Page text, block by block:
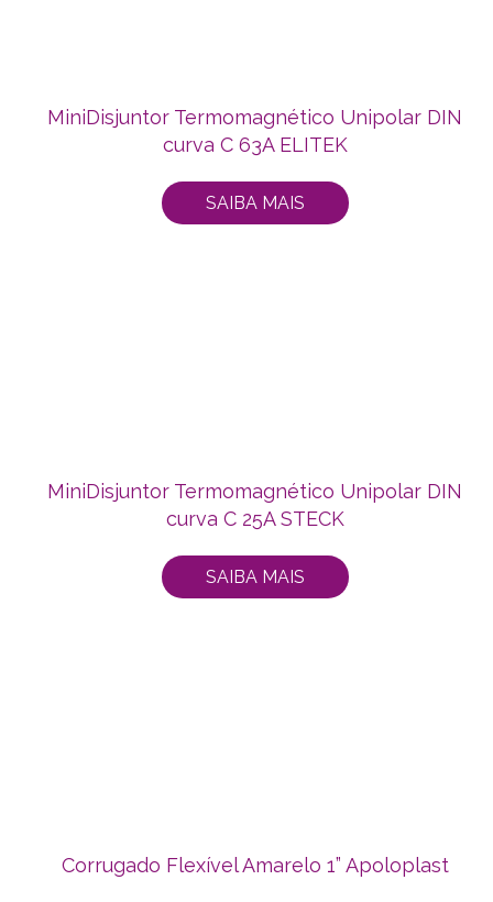
MiniDisjuntor Termomagnético Unipolar DIN
curva C 63A ELITEK
SAIBA MAIS
MiniDisjuntor Termomagnético Unipolar DIN
curva C 25A STECK
SAIBA MAIS
Corrugado Flexível Amarelo 1” Apoloplast